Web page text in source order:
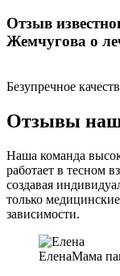
Отзыв
Жемчугова о
Безупречное
Отзывы
Наша команда
работает в тесном
создавая
только
зависимости.
ЕленаМама